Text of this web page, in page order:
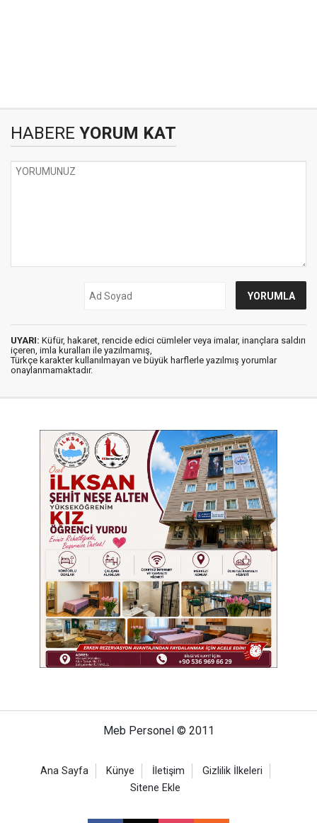
HABERE YORUM KAT
UYARI: Küfür, hakaret, rencide edici cümleler veya imalar, inançlara saldırı
içeren, imla kuralları ile yazılmamış,
Türkçe karakter kullanılmayan ve büyük harflerle yazılmış yorumlar
onaylanmamaktadır.
Meb Personel © 2011
Ana Sayfa Künye İletişim
Gizlilik İlkeleri
Sitene Ekle